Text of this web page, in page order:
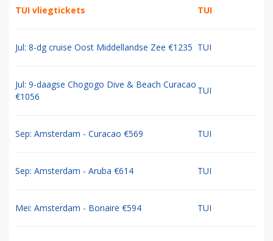
TUI vliegtickets TUI
Jul: 8-dg cruise Oost Middellandse Zee €1235 TUI
Jul: 9-daagse Chogogo Dive & Beach Curacao
€1056
TUI
Sep: Amsterdam - Curacao €569 TUI
Sep: Amsterdam - Aruba €614 TUI
Mei: Amsterdam - Bonaire €594 TUI